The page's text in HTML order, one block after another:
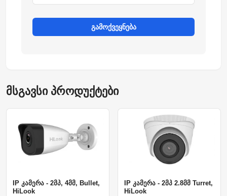
გამოქვეყნება
მსგავსი პროდუქტები
IP კამერა - 2მპ, 4მმ, Bullet,
HiLook
IP კამერა - 2მპ 2.8მმ Turret,
HiLook